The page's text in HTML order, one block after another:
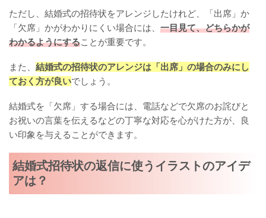
ただし、結婚式の招待状をアレンジしたけれど、「出席」か
「欠席」かがわかりにくい場合には、 一目見て、どちらかが
わかるようにすることが重要です。
また、 結婚式の招待状のアレンジは「出席」の場合のみにし
ておく方が良いでしょう。
結婚式を「欠席」する場合には、電話などで欠席のお詫びと
お祝いの言葉を伝えるなどの丁寧な対応を心がけた方が、良
い印象を与えることができます。
結婚式招待状の返信に使うイラストのアイデ
アは？